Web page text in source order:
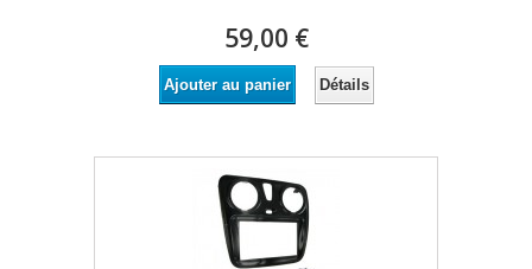
59,00 €
Ajouter au panier Détails